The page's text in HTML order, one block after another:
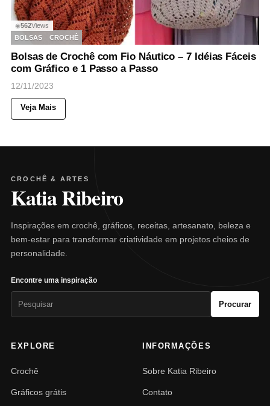
◉562Views
BOLSAS
CROCHÊ
Bolsas de Crochê com Fio Náutico – 7 Idéias Fáceis
com Gráfico e 1 Passo a Passo
12/11/2023
Veja Mais
CROCHÊ & ARTES
Katia Ribeiro
Inspirações em crochê, gráficos, receitas, artesanato, beleza e
bem-estar para transformar criatividade em projetos cheios de
personalidade.
Encontre uma inspiração
Procurar
EXPLORE
Crochê
Gráficos grátis
INFORMAÇÕES
Sobre Katia Ribeiro
Contato